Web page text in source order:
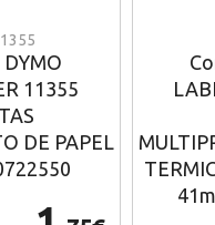
11355
DE PAPEL